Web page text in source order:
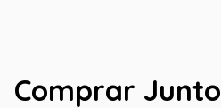
Comprar Junto